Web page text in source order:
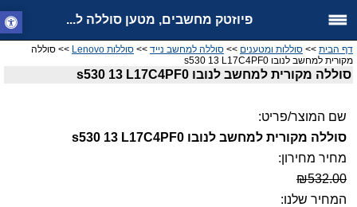
פיוזטק מחשבים, מטען סוללה ל...
דף הבית >> סוללות ומטענים >> סוללה למחשב נייד >> סוללות Lenovo
>> סוללה
מקורית למחשב לנובו s530 13 L17C4PF0
סוללה מקורית למחשב לנובו s530 13 L17C4PF0
שם המוצר/פריט:
סוללה מקורית למחשב לנובו s530 13 L17C4PF0
מחיר מחירון:
₪532.00
המחיר שלנו: